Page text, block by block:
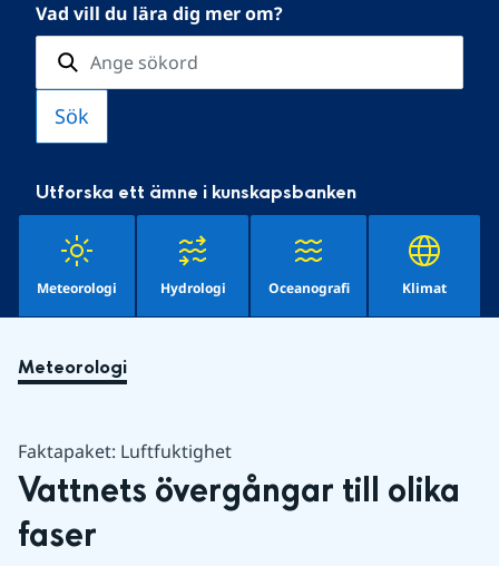
Vad vill du lära dig mer om?
Utforska ett ämne i kunskapsbanken
Meteorologi Hydrologi Oceanografi Klimat
Meteorologi
Faktapaket: Luftfuktighet
Vattnets övergångar till olika
faser